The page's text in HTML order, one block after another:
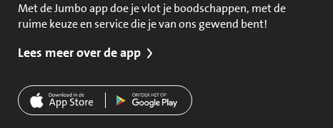
Met de Jumbo app doe je vlot je boodschappen, met de
ruime keuze en service die je van ons gewend bent!
Lees meer over de app